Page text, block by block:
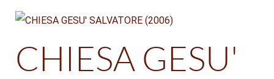
CHIESA GESU'